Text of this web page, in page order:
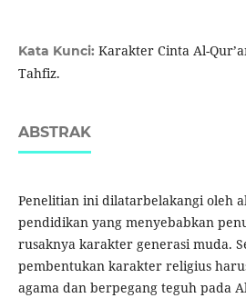
Kata Kunci: Karakter Cinta Al-
Tahfiz.
ABSTRAK
Penelitian ini dilatarbelakangi oleh
pendidikan yang menyebabkan
rusaknya karakter generasi muda.
pembentukan karakter religius
agama dan berpegang teguh pada